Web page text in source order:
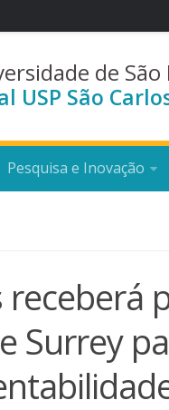
de São
USP São
Pesquisa e Inovação
receberá
Surrey